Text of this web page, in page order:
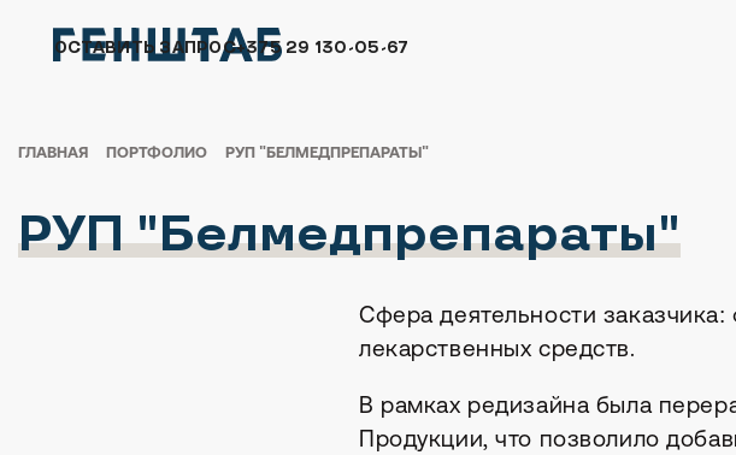
ОСТАВИТЬ ЗАПРОС+375 29 130-05-67
ГЛАВНАЯ ПОРТФОЛИО РУП "БЕЛМЕДПРЕПАРАТЫ"
РУП "Белмедпрепараты"
Сфера деятельности
лекарственных средств.
В рамках редизайна была
Продукции, что позволило